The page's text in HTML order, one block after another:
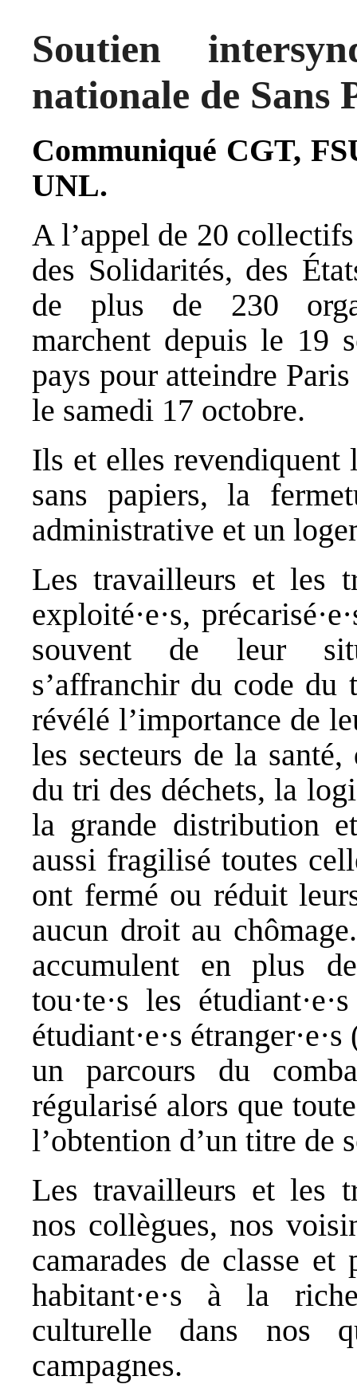
Soutien
nationale de Sans
Communiqué CGT,
UNL.
A l’appel de 20
des Solidarités, des
de plus de 230
marchent depuis le 19
pays pour atteindre
le samedi 17 octobre.
Ils et elles revendiquent
sans papiers, la
administrative et un
Les travailleurs et les
exploité·e·s,
souvent de leur
s’affranchir du code
révélé l’importance de
les secteurs de la
du tri des déchets, la
la grande distribution
aussi fragilisé toutes
ont fermé ou réduit
aucun droit au
accumulent en plus
tou·te·s les
étudiant·e·s
un parcours du
régularisé alors que
l’obtention d’un titre de
Les travailleurs et les
nos collègues, nos
camarades de classe et
habitant·e·s à la
culturelle dans nos
campagnes.